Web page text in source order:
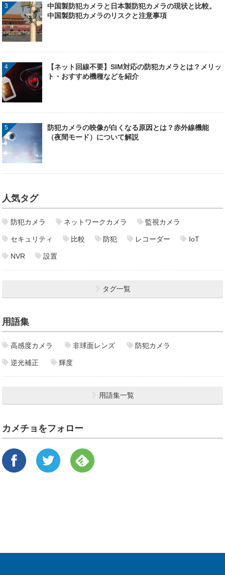
中国製防犯カメラと日本製防犯カメラの現状と比較。
中国製防犯カメラのリスクと注意事項
【ネット回線不要】SIM対応の防犯カメラとは？メリッ
ト・おすすめ機種などを紹介
防犯カメラの映像が白くなる原因とは？赤外線機能
（夜間モード）について解説
人気タグ
防犯カメラ ネットワークカメラ 監視カメラ
セキュリティ 比較 防犯 レコーダー IoT
NVR 設置
タグ一覧
用語集
高感度カメラ 非球面レンズ 防犯カメラ
逆光補正 輝度
用語集一覧
カメチョをフォロー